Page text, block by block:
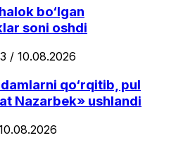
bo‘lgan
soni oshdi
/ 10.08.2026
qo‘rqitib, pul
Nazarbek» ushlandi